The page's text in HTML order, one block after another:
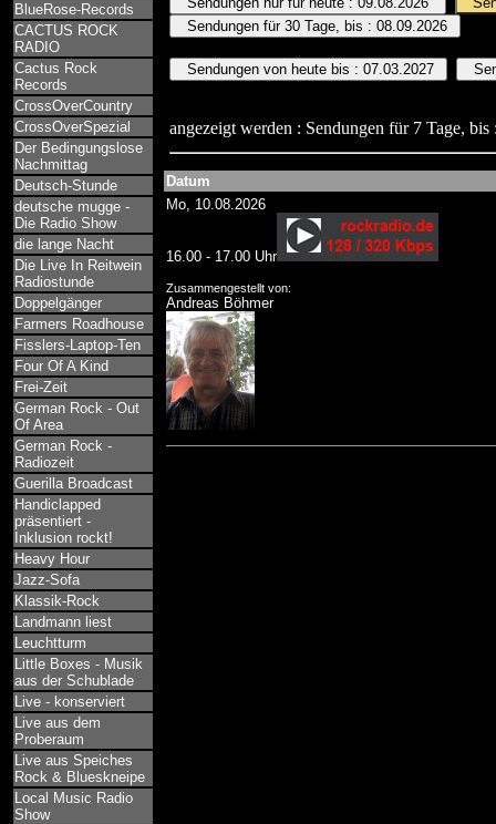
BlueRose-Records
CACTUS ROCK
RADIO
Cactus Rock
Records
CrossOverCountry
CrossOverSpezial
Der Bedingungslose
Nachmittag
Deutsch-Stunde
deutsche mugge -
Die Radio Show
die lange Nacht
Die Live In Reitwein
Radiostunde
Doppelgänger
Farmers Roadhouse
Fisslers-Laptop-Ten
Four Of A Kind
Frei-Zeit
German Rock - Out
Of Area
German Rock -
Radiozeit
Guerilla Broadcast
Handiclapped
präsentiert -
Inklusion rockt!
Heavy Hour
Jazz-Sofa
Klassik-Rock
Landmann liest
Leuchtturm
Little Boxes - Musik
aus der Schublade
Live - konserviert
Live aus dem
Proberaum
Live aus Speiches
Rock & Blueskneipe
Local Music Radio
Show
angezeigt werden : Sendungen für 7 Tage, bis
Datum
Mo, 10.08.2026
16.00 - 17.00 Uhr
Zusammengestellt von:
Andreas Böhmer